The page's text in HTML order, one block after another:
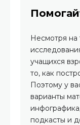
Несмотря на
учащихся
то, как
Поэтому у
варианты
подкасты и